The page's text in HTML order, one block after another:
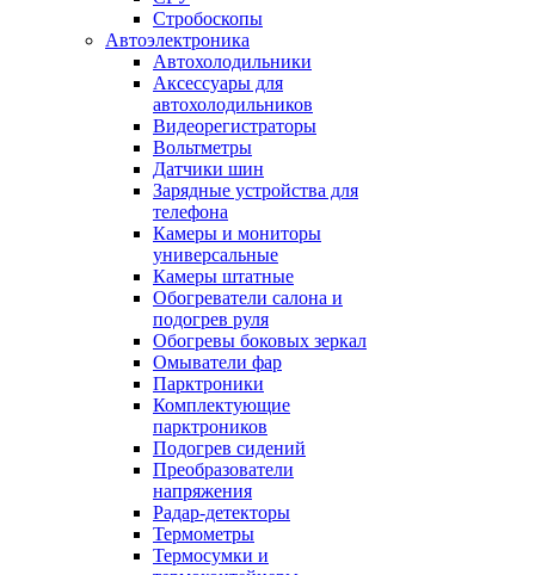
Стробоскопы
Автоэлектроника
Автохолодильники
Аксессуары для
автохолодильников
Видеорегистраторы
Вольтметры
Датчики шин
Зарядные устройства для
телефона
Камеры и мониторы
универсальные
Камеры штатные
Обогреватели салона и
подогрев руля
Обогревы боковых зеркал
Омыватели фар
Парктроники
Комплектующие
парктроников
Подогрев сидений
Преобразователи
напряжения
Радар-детекторы
Термометры
Термосумки и